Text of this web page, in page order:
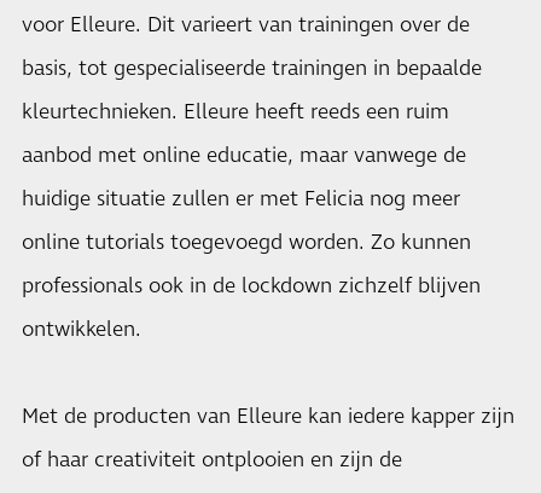
voor Elleure. Dit varieert van trainingen over de
basis, tot gespecialiseerde trainingen in bepaalde
kleurtechnieken. Elleure heeft reeds een ruim
aanbod met online educatie, maar vanwege de
huidige situatie zullen er met Felicia nog meer
online tutorials toegevoegd worden. Zo kunnen
professionals ook in de lockdown zichzelf blijven
ontwikkelen.
Met de producten van Elleure kan iedere kapper zijn
of haar creativiteit ontplooien en zijn de